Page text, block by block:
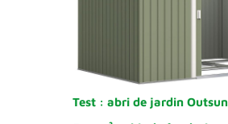
Test : abri de jardin